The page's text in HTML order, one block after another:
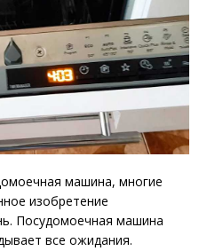
машина, многие
изобретение
Посудомоечная машина
все ожидания.